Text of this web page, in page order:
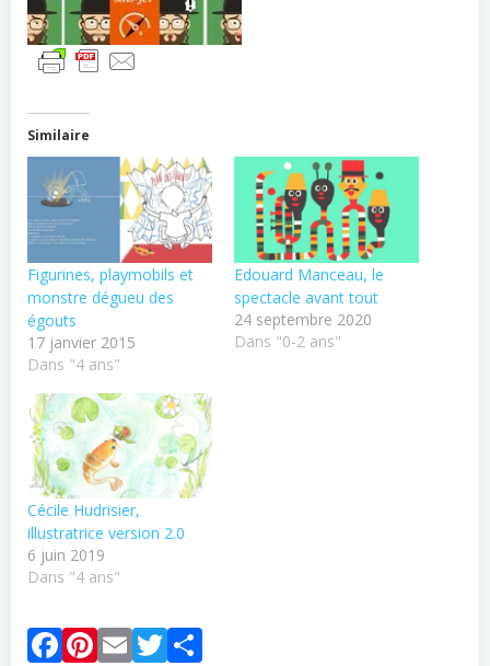
Similaire
Figurines, playmobils et
monstre dégueu des
égouts
17 janvier 2015
Dans "4 ans"
Edouard Manceau, le
spectacle avant tout
24 septembre 2020
Dans "0-2 ans"
Cécile Hudrisier,
illustratrice version 2.0
6 juin 2019
Dans "4 ans"
Facebook
Pinterest
EmailTwitter